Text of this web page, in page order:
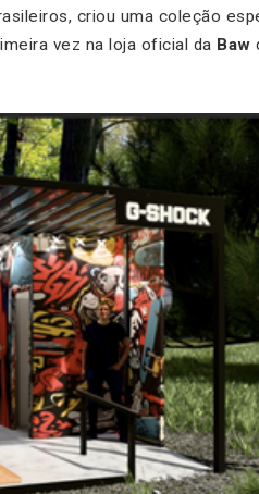
criou uma coleção
vez na loja oficial da Baw